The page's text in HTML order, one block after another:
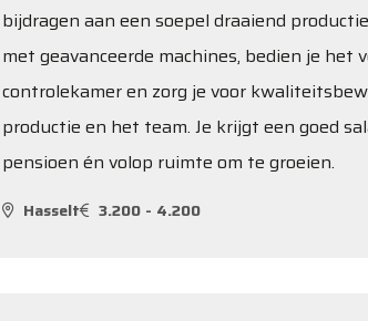
bijdragen aan een soepel draaiend
met geavanceerde machines, bedien je het
controlekamer en zorg je voor
productie en het team. Je krijgt een goed
pensioen én volop ruimte om te groeien.
Hasselt 3.200 - 4.200